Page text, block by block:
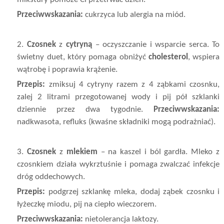
Przeciwwskazania: cukrzyca lub alergia na miód.
2. Czosnekz cytryną – oczyszczanie i wsparcie serca. To
świetny duet, który pomaga obniżyć cholesterol , wspiera
wątrobę i poprawia krążenie.
Przepis: zmiksuj 4 cytryny razem z 4 ząbkami czosnku,
zalej 2 litrami przegotowanej wody i pij pół szklanki
dziennie przez dwa tygodnie.
Przeciwwskazania:
nadkwasota, refluks (kwaśne składniki mogą podrażniać).
3.Czosnek z mlekiem – na kaszel i ból gardła. Mleko z
czosnkiem działa wykrztuśnie i pomaga zwalczać infekcje
dróg oddechowych.
Przepis: podgrzej szklankę mleka, dodaj ząbek czosnku i
łyżeczkę miodu, pij na ciepło wieczorem.
Przeciwwskazania: nietolerancja laktozy.